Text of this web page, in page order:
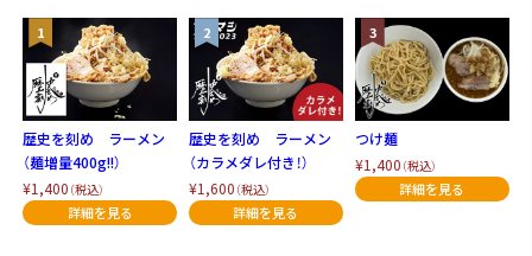
歴史を刻め ラーメン
（麺増量400g!!）
¥1,400 （税込）
歴史を刻め ラーメン
（カラメダレ付き！）
¥1,600 （税込）
つけ麺
¥1,400 （税込）
検索